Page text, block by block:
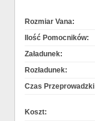
Rozmiar Vana:
Ilość Pomocników:
Załadunek:
Rozładunek:
Czas Przeprowadzki
Koszt: